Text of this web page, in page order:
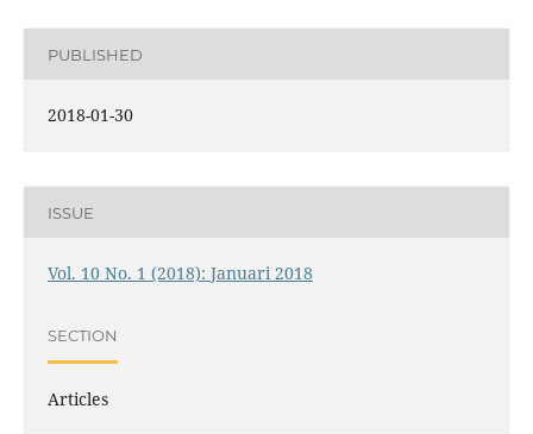
PUBLISHED
2018-01-30
ISSUE
Vol. 10 No. 1 (2018): Januari 2018
SECTION
Articles